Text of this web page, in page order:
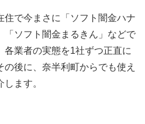
住で今まさに「ソフト闇金ハナ
「ソフト闇金まるきん」などで
業者の実態を1社ずつ正直に
後に、奈半利町からでも使え
ます。